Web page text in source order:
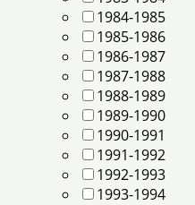
1984-1985
1985-1986
1986-1987
1987-1988
1988-1989
1989-1990
1990-1991
1991-1992
1992-1993
1993-1994